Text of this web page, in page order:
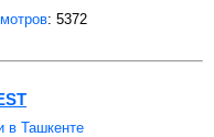
: 5372
в Ташкенте